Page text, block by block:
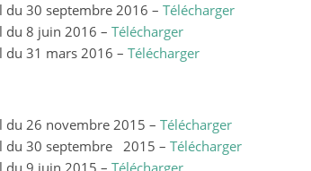
30 septembre 2016 – Télécharger
du 8 juin 2016 – Télécharger
du 31 mars 2016 – Télécharger
du 26 novembre 2015 – Télécharger
du 30 septembre 2015 – Télécharger